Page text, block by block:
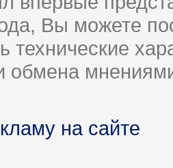
Вы можете
технические
на сайте